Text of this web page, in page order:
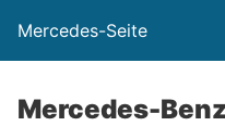
Mercedes-Seite
Mercedes-